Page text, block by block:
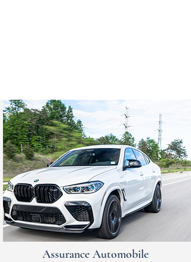
Assurance Automobile